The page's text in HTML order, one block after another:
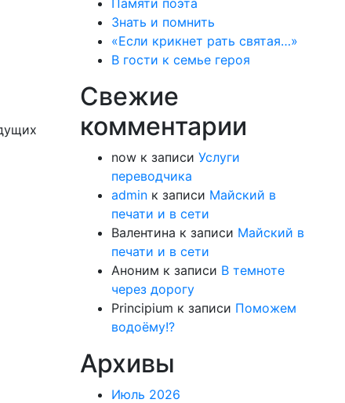
Памяти поэта
Знать и помнить
«Если крикнет рать святая…»
В гости к семье героя
Свежие
комментарии
nowк записи Услуги
переводчика
adminк записи Майский в
печати и в сети
Валентина к записи Майский в
печати и в сети
Аноним к записи В темноте
через дорогу
Principium к записи Поможем
водоёму!?
Архивы
Июль 2026